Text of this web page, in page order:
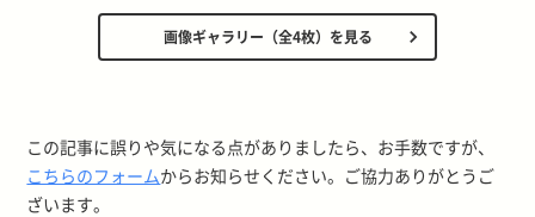
画像ギャラリー（全4枚）を見る
この記事に誤りや気になる点がありましたら、お手数ですが、
こちらのフォームからお知らせください。ご協力ありがとうご
ざいます。